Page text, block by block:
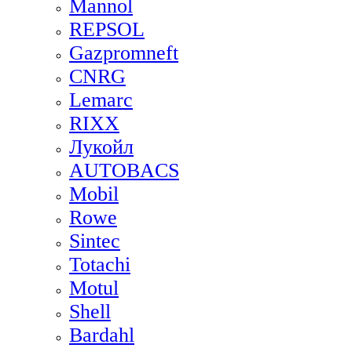
Mannol
REPSOL
Gazpromneft
CNRG
Lemarc
RIXX
Лукойл
AUTOBACS
Mobil
Rowe
Sintec
Totachi
Motul
Shell
Bardahl